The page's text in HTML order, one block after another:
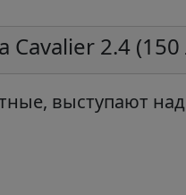
Cavalier 2.4 (150
выступают